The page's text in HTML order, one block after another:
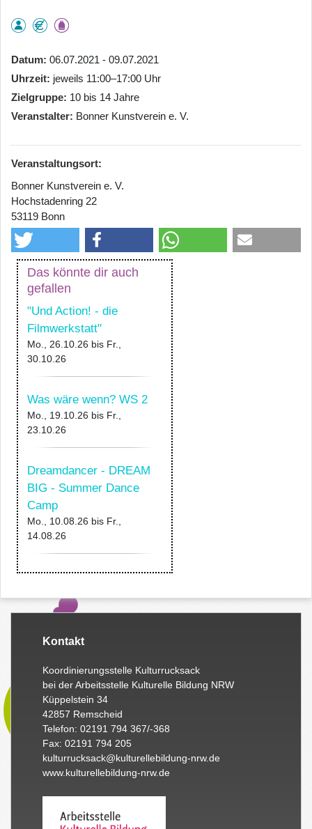
Datum 06.07.2021 - 09.07.2021
Uhrzeit jeweils 11:00–17:00 Uhr
Zielgruppe 10 bis 14 Jahre
Veranstalter Bonner Kunstverein e. V.
Veranstaltungsort:
Bonner Kunstverein e. V.
Hochstadenring 22
53119 Bonn
Das könnte dir auch
gefallen
"Und Action! - die
Filmwerkstatt"
Mo., 26.10.26 bis Fr.,
30.10.26
Was wäre wenn? WS 2
Mo., 19.10.26 bis Fr.,
23.10.26
Dreamdancer - DREAM
BIG - Summer Dance
Camp
Mo., 10.08.26 bis Fr.,
14.08.26
Kontakt
Koordinierungsstelle Kulturrucksack
bei der Arbeitsstelle Kulturelle Bildung NRW
Küppelstein 34
42857 Remscheid
Telefon: 02191 794 367/-368
Fax: 02191 794 205
kulturrucksack@kulturellebildung-nrw.de
www.kulturellebildung-nrw.de